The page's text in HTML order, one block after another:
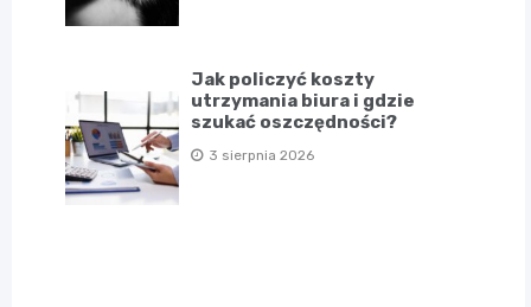
Jak policzyć koszty
utrzymania biura i gdzie
szukać oszczędności?
3 sierpnia 2026